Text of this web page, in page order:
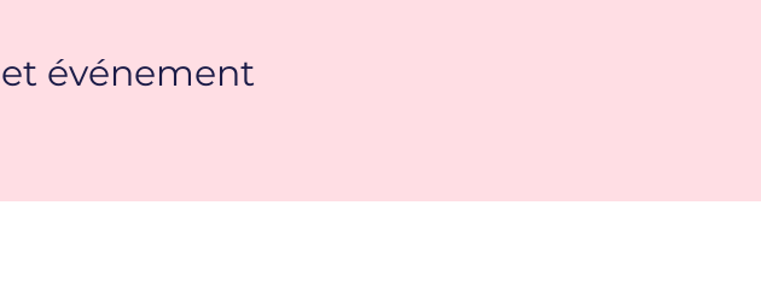
événement